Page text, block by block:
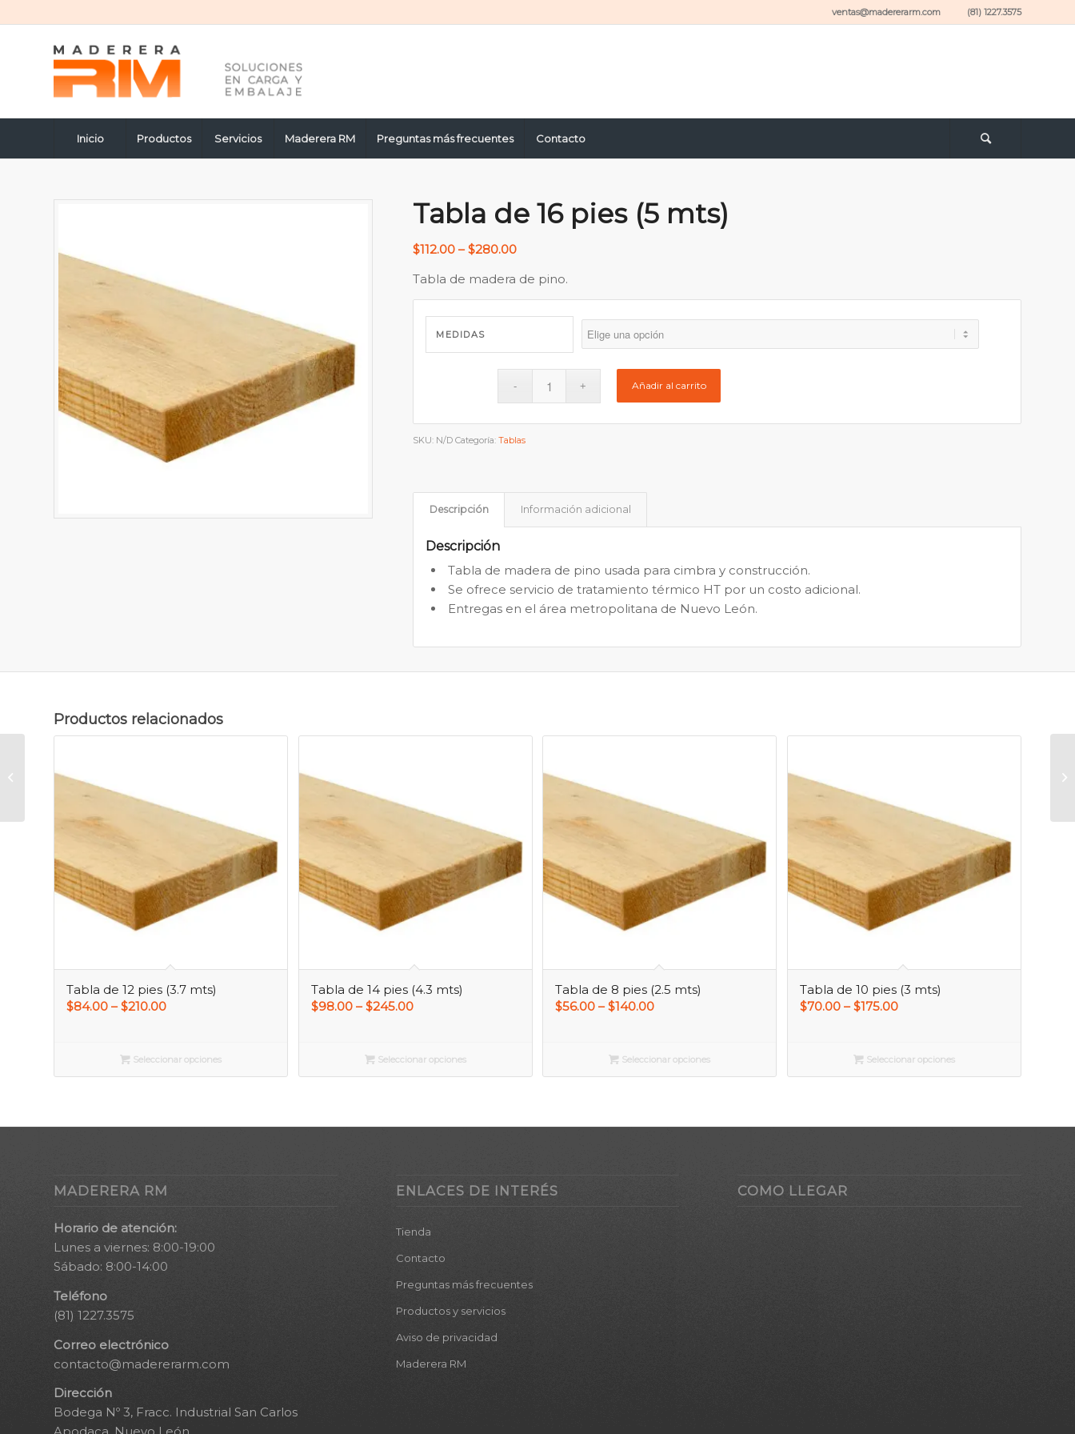
ventas@madererarm.com (81) 1227.3575
Inicio Productos Servicios Maderera RM Preguntas más frecuentes Contacto
Tabla de 16 pies (5 mts)
$112.00 –$280.00
Tabla de madera de pino.
MEDIDAS
Añadir al carrito
SKU: N/D Categoría:Tablas
Descripción Información adicional
Descripción
Tabla de madera de pino usada para cimbra y construcción.
Se ofrece servicio de tratamiento térmico HT por un costo adicional.
Entregas en el área metropolitana de Nuevo León.
Productos relacionados
Tabla de 12 pies (3.7 mts)
$84.00 –$210.00
Seleccionar opciones
Tabla de 14 pies (4.3 mts)
$98.00–$245.00
Seleccionar opciones
Tabla de 8 pies (2.5 mts)
$56.00 –$140.00
Seleccionar opciones
Tabla de 10 pies (3 mts)
$70.00–$175.00
Seleccionar opciones
MADERERA RM
Horario de atención:
Lunes a viernes: 8:00-19:00
Sábado: 8:00-14:00
Teléfono
(81) 1227.3575
Correo electrónico
contacto@madererarm.com
Dirección
Bodega Nº 3, Fracc. Industrial San Carlos
ENLACES DE INTERÉS
Tienda
Contacto
Preguntas más frecuentes
Productos y servicios
Aviso de privacidad
Maderera RM
COMO LLEGAR